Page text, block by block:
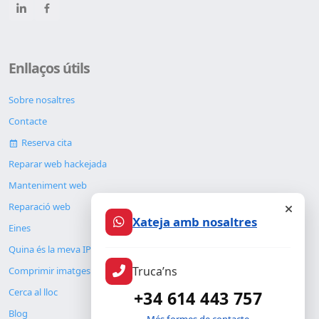
Enllaços útils
Sobre nosaltres
Contacte
Reserva cita
Reparar web hackejada
Manteniment web
Reparació web
Eines
Quina és la meva IP
Comprimir imatges
Cerca al lloc
Blog
Xateja amb nosaltres
Truca’ns
+34 614 443 757